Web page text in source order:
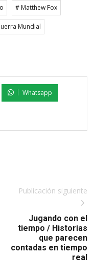
# Matthew Fox
Mundial
Whatsapp
Publicación siguiente
Jugando con el
tiempo / Historias
que parecen
contadas en tiempo
real